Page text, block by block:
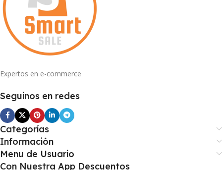
Expertos en e-commerce
Seguinos en redes
Categorías
Información
Menu de Usuario
Con Nuestra App Descuentos